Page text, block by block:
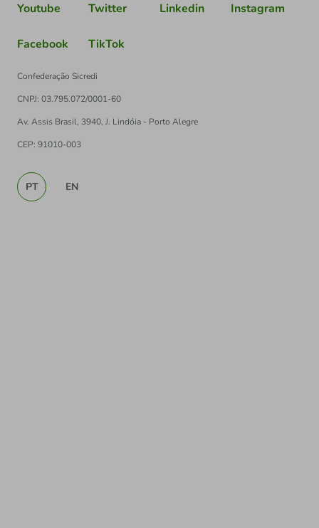
Youtube Twitter Linkedin Instagram
Facebook TikTok
Confederação Sicredi
CNPJ: 03.795.072/0001-60
Av. Assis Brasil, 3940, J. Lindóia - Porto Alegre
CEP: 91010-003
PT EN